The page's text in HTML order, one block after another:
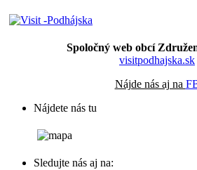
Spoločný web obcí
visitpodhajska.sk
Nájde nás aj na
Nájdete nás tu
Sledujte nás aj na: